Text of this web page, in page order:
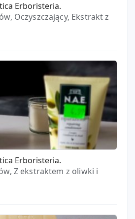
Erboristeria.
Oczyszczający, Ekstrakt z
Erboristeria.
Z ekstraktem z oliwki i